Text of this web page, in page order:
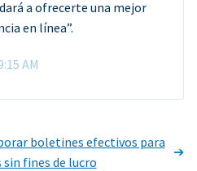
a ofrecerte una mejor
en línea”.
AM
boletines efectivos para
fines de lucro